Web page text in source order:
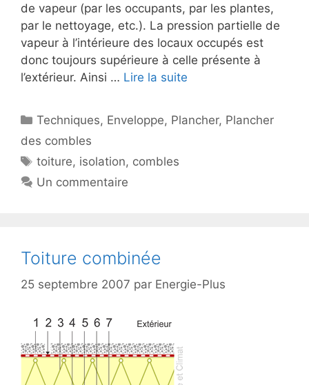
de vapeur (par les occupants, par les plantes,
par le nettoyage, etc.). La pression partielle de
vapeur à l’intérieure des locaux occupés est
donc toujours supérieure à celle présente à
l’extérieur. Ainsi … Lire la suite
Catégories
Techniques, Enveloppe, Plancher, Plancher
des combles
Étiquettes
toiture, isolation, combles
Un commentaire
Toiture combinée
25 septembre 2007 par Energie-Plus